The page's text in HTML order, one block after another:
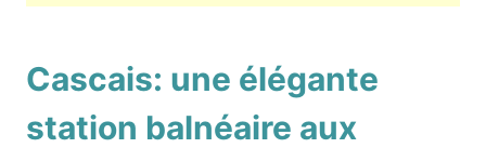
Cascais: une élégante
station balnéaire aux